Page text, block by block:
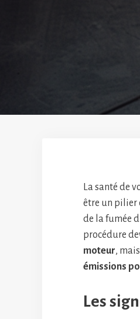
La santé de
être un pilier
de la fumée
procédure
moteur,
émissions
Les